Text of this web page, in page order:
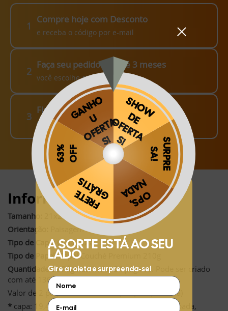
1
Compre hoje com Desconto
e receba o código por e-mail
2
Faça seu pedido em até 3 meses
você escolhe como fazer!
3
Finalize o seu Pedido!
pague o Frete e receba em sua casa
Informações:
Tamanho:
21x21cm (fechado)*
Orientação:
Paisagem
Tipo de Capa:Capa Dura
Tipo de Papel:Papel Couché Premium 210g
Quantidade de Páginas:Inclui 24 páginas. Pode ser criado
com até 130 páginas.
Valor de 2 páginas extras: R$ 12,97 (R$ 6,48 cada)
* capa: 19,4 cm x 15,3 cm e 0,8 a 1,2 cm de lombada,
Obrigado por se cadastrar na
Aproveite e receba as novidades e ofertas exclusivas da